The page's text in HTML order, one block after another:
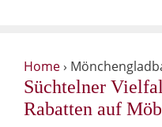
Home ›
Süchtelner
Rabatten auf